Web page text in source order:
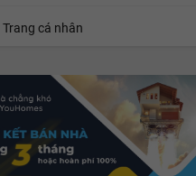
Trang cá nhân